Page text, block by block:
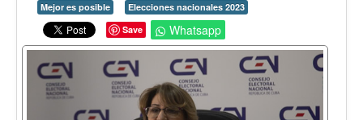
Ciencia, tecnología y curiosidades
Francés
Inglés
Desempolvando la historia
Mejor es posible
Elecciones nacionales 2023
Save
Whatsapp